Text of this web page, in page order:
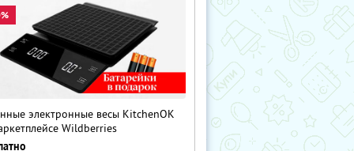
электронные весы KitchenOK
Wildberries